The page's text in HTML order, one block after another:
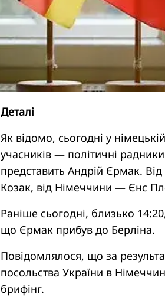
Деталі
Як відомо, сьогодні у
учасників — політичні
представить Андрій Єрмак. Від
Козак, від Німеччини — Єнс
Раніше сьогодні, близько
що Єрмак прибув до Берліна.
Повідомлялося, що за
посольства України в
брифінг.